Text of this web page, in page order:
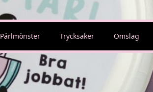
Pärlmönster Trycksaker Omslag